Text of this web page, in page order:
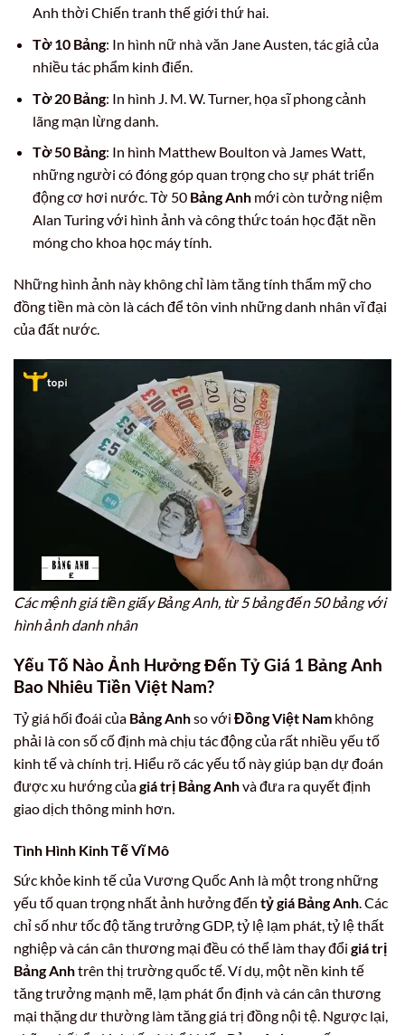
Anh thời Chiến tranh thế giới thứ hai.
Tờ 10 Bảng: In hình nữ nhà văn Jane Austen, tác giả của
nhiều tác phẩm kinh điển.
Tờ 20 Bảng: In hình J. M. W. Turner, họa sĩ phong cảnh
lãng mạn lừng danh.
Tờ 50 Bảng: In hình Matthew Boulton và James Watt,
những người có đóng góp quan trọng cho sự phát triển
động cơ hơi nước. Tờ 50 Bảng Anhmới còn tưởng niệm
Alan Turing với hình ảnh và công thức toán học đặt nền
móng cho khoa học máy tính.
Những hình ảnh này không chỉ làm tăng tính thẩm mỹ cho
đồng tiền mà còn là cách để tôn vinh những danh nhân vĩ đại
của đất nước.
Các mệnh giá tiền giấy Bảng Anh, từ 5 bảng đến 50 bảng với
hình ảnh danh nhân
Yếu Tố Nào Ảnh Hưởng Đến Tỷ Giá 1 Bảng Anh
Bao Nhiêu Tiền Việt Nam?
Tỷ giá hối đoái của Bảng Anhso với Đồng Việt Nam không
phải là con số cố định mà chịu tác động của rất nhiều yếu tố
kinh tế và chính trị. Hiểu rõ các yếu tố này giúp bạn dự đoán
được xu hướng củagiá trị Bảng Anhvà đưa ra quyết định
giao dịch thông minh hơn.
Tình Hình Kinh Tế Vĩ Mô
Sức khỏe kinh tế của Vương Quốc Anh là một trong những
yếu tố quan trọng nhất ảnh hưởng đến tỷ giá Bảng Anh. Các
chỉ số như tốc độ tăng trưởng GDP, tỷ lệ lạm phát, tỷ lệ thất
nghiệp và cán cân thương mại đều có thể làm thay đổi giá trị
Bảng Anhtrên thị trường quốc tế. Ví dụ, một nền kinh tế
tăng trưởng mạnh mẽ, lạm phát ổn định và cán cân thương
mại thặng dư thường làm tăng giá trị đồng nội tệ. Ngược lại,